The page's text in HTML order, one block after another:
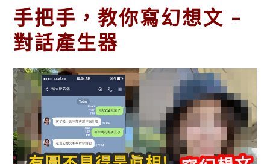
手把手，教你寫幻想文 –
對話產生器